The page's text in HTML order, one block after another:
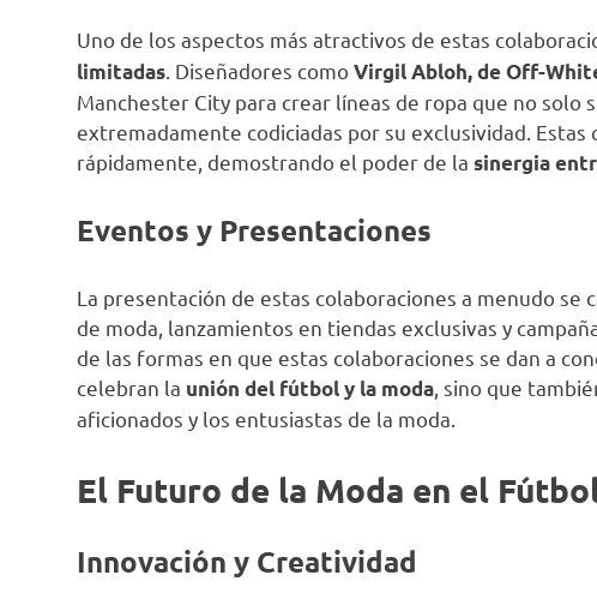
Uno de los aspectos más atractivos de estas
limitadas . Diseñadores comoVirgil Abloh, de Off-
Manchester City para crear líneas de ropa que no solo
extremadamente codiciadas por su exclusividad. Estas
rápidamente, demostrando el poder de la sinergia
Eventos y Presentaciones
La presentación de estas colaboraciones a menudo
de moda, lanzamientos en tiendas exclusivas y
de las formas en que estas colaboraciones se dan a
celebran la unión del fútbol y la moda , sino que
aficionados y los entusiastas de la moda.
El Futuro de la Moda en el
Innovación y Creatividad